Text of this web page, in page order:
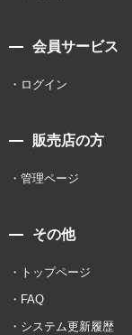
会員サービス
ログイン
販売店の方
管理ページ
その他
トップページ
FAQ
システム更新履歴